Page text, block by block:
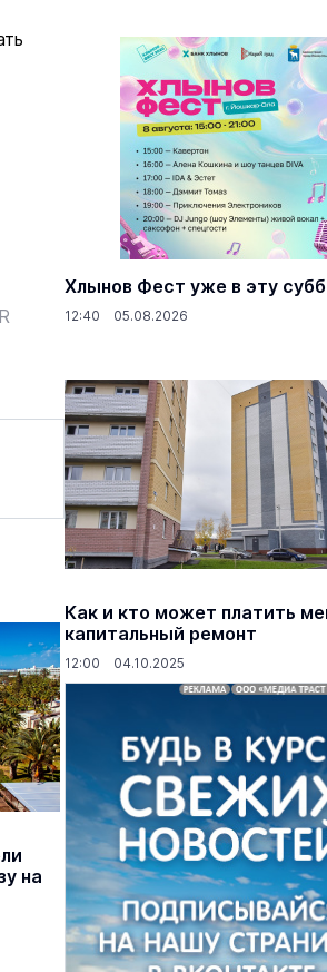
на
Хлынов Фест уже в эту
12:40 05.08.2026
Как и кто может платить
капитальный ремонт
12:00 04.10.2025